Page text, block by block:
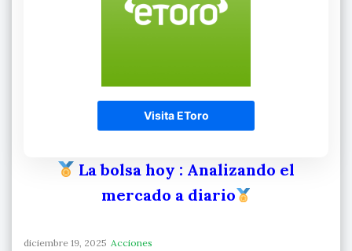
Visita EToro
La bolsa hoy : Analizando el
mercado a diario
diciembre 19, 2025 Acciones